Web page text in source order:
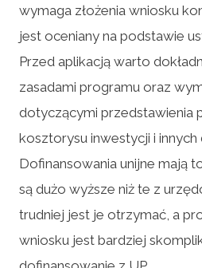
wymaga złożenia wniosku
jest oceniany na podstawie
Przed aplikacją warto
zasadami programu oraz
dotyczącymi przedstawienia
kosztorysu inwestycji i
Dofinansowania unijne mają
są dużo wyższe niż te z
trudniej jest je otrzymać, a
wniosku jest bardziej